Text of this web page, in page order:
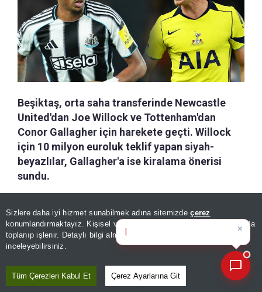
Sizlere daha iyi hizmet sunabilmek adına sitemizdeçerez
konumlandırmaktayız. Kişisel verileriniz, KVKK ve GDPR kapsamında
toplanıp işlenir. Detaylı bilgi almak için
inceleyebilirsiniz.
Tüm Çerezleri Kabul Et Çerez Ayarlarına Git
Beşiktaş, orta saha transferinde Newcastle
United'dan Joe Willock ve Tottenham'dan
Conor Gallagher için harekete geçti. Willock
için 10 milyon euroluk teklif yapan siyah-
beyazlılar, Gallagher'a ise kiralama önerisi
sundu.
Özetle Dinle Kaydet a-| +A
Yeni sezon öncesi kadro yapılanmasını sürdüren
Beşiktaş, orta saha rotasyonunu güçlendirmek
için İngiltere'den iki yıldızı gündemine aldı. Siyah-
×
Bugünün öne çıkan manşetleri